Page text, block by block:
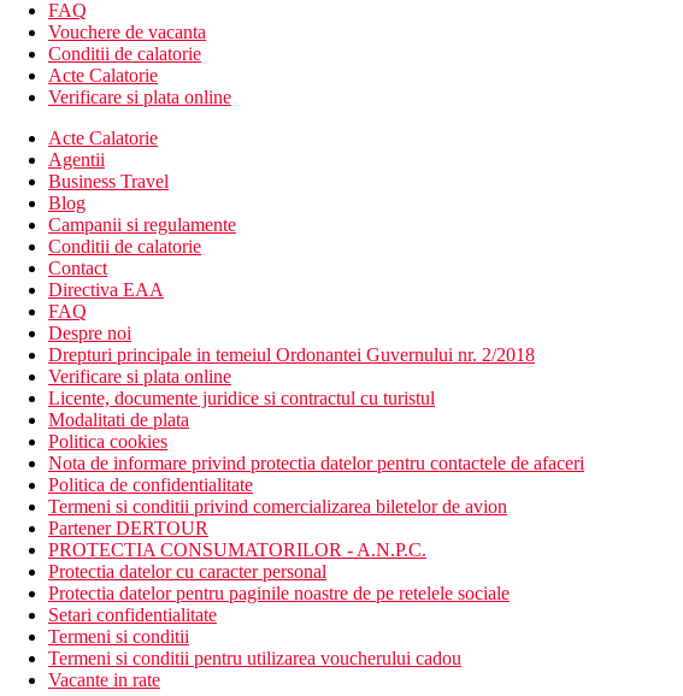
Descrierea plajei
Plaja cu nisip, cu intrare treptata in apa, este la cca 300 m
Sezlonguri si umbrele gratuite
Plaja cu steag albastru
Oferta sportiva
Gratuit: volei pe plaja, tenis de masa, fitness
Wellness
Gratuit: sauna, baie turceasca (doar intrare, peeling contra cost).
Contra cost: masaje.
Mese
All inclusive
Mic dejun, pranz si cina tip bufet
Gustare
Cafea de dupa-amiaza, ceai si desert
Inghetata pentru copii
Gustare nocturna
Bauturi alcoolice si nealcoolice imbuteliate locale
Bauturile in timpul discotecii nu fac parte din all inclusive
Categoria oficiala
5 stele
Distanţe
55 km
Distanta de cel mai apropiat aeroport
FAQ
Vouchere de vacanta
Conditii de calatorie
Acte Calatorie
Verificare si plata online
Acte Calatorie
Agentii
Business Travel
Blog
Campanii si regulamente
Conditii de calatorie
Contact
Directiva EAA
FAQ
Despre noi
Drepturi principale in temeiul Ordonantei Guvernului nr. 2/2018
Verificare si plata online
Licente, documente juridice si contractul cu turistul
Modalitati de plata
Politica cookies
Nota de informare privind protectia datelor pentru contactele de afaceri
Politica de confidentialitate
Termeni si conditii privind comercializarea biletelor de avion
Partener DERTOUR
PROTECTIA CONSUMATORILOR - A.N.P.C.
Protectia datelor cu caracter personal
Protectia datelor pentru paginile noastre de pe retelele sociale
Setari confidentialitate
Termeni si conditii
Termeni si conditii pentru utilizarea voucherului cadou
Vacante in rate